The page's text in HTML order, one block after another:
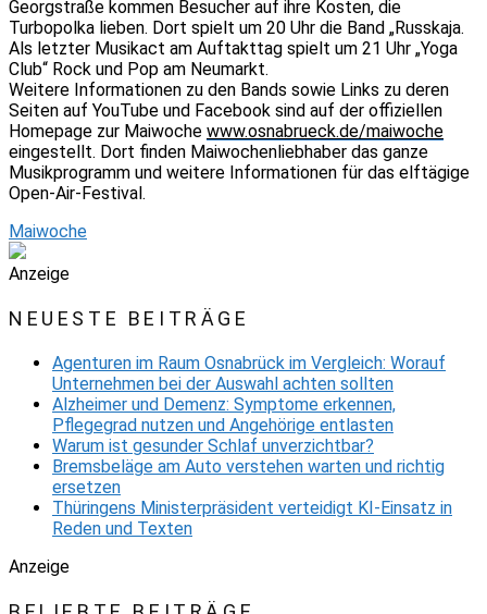
Georgstraße kommen Besucher auf ihre Kosten, die
Turbopolka lieben. Dort spielt um 20 Uhr die Band „Russkaja.
Als letzter Musikact am Auftakttag spielt um 21 Uhr „Yoga
Club“ Rock und Pop am Neumarkt.
Weitere Informationen zu den Bands sowie Links zu deren
Seiten auf YouTube und Facebook sind auf der offiziellen
Homepage zur Maiwoche www.osnabrueck.de/maiwoche
eingestellt. Dort finden Maiwochenliebhaber das ganze
Musikprogramm und weitere Informationen für das elftägige
Open-Air-Festival.
Maiwoche
Anzeige
NEUESTE BEITRÄGE
Agenturen im Raum Osnabrück im Vergleich: Worauf
Unternehmen bei der Auswahl achten sollten
Alzheimer und Demenz: Symptome erkennen,
Pflegegrad nutzen und Angehörige entlasten
Warum ist gesunder Schlaf unverzichtbar?
Bremsbeläge am Auto verstehen warten und richtig
ersetzen
Thüringens Ministerpräsident verteidigt KI-Einsatz in
Reden und Texten
Anzeige